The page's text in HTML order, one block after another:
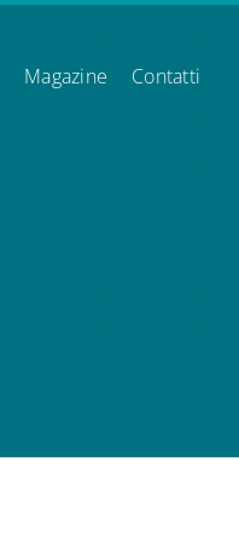
Magazine Contatti